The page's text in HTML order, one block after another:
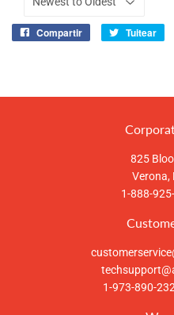
Compartir Tuitear
825
1-888-
1-973-890-